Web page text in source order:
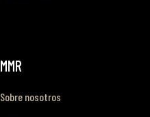
MMR
Sobre nosotros